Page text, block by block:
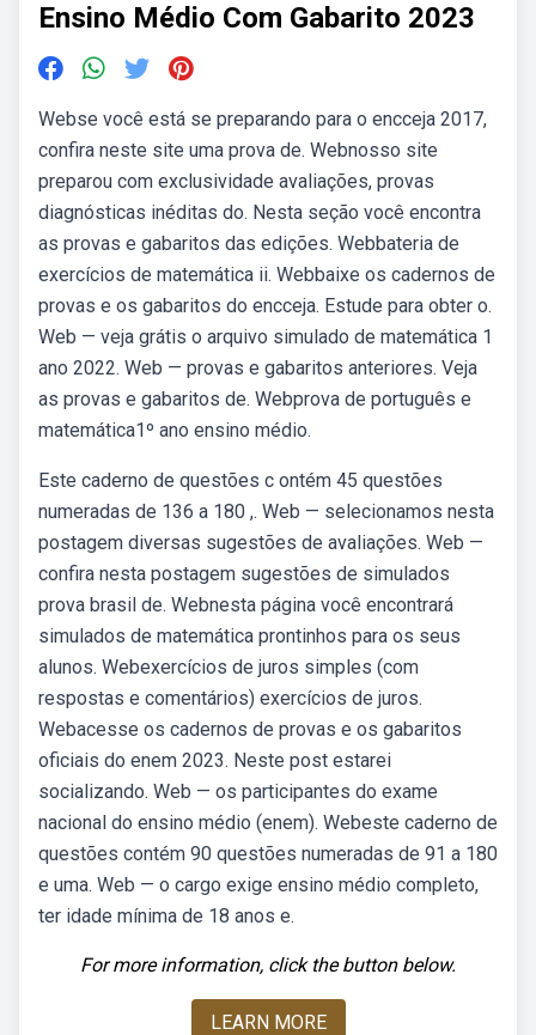
Ensino Médio Com Gabarito 2023
Webse você está se preparando para o encceja 2017,
confira neste site uma prova de. Webnosso site
preparou com exclusividade avaliações, provas
diagnósticas inéditas do. Nesta seção você encontra
as provas e gabaritos das edições. Webbateria de
exercícios de matemática ii. Webbaixe os cadernos de
provas e os gabaritos do encceja. Estude para obter o.
Web — veja grátis o arquivo simulado de matemática 1
ano 2022. Web — provas e gabaritos anteriores. Veja
as provas e gabaritos de. Webprova de português e
matemática1º ano ensino médio.
Este caderno de questões c ontém 45 questões
numeradas de 136 a 180 ,. Web — selecionamos nesta
postagem diversas sugestões de avaliações. Web —
confira nesta postagem sugestões de simulados
prova brasil de. Webnesta página você encontrará
simulados de matemática prontinhos para os seus
alunos. Webexercícios de juros simples (com
respostas e comentários) exercícios de juros.
Webacesse os cadernos de provas e os gabaritos
oficiais do enem 2023. Neste post estarei
socializando. Web — os participantes do exame
nacional do ensino médio (enem). Webeste caderno de
questões contém 90 questões numeradas de 91 a 180
e uma. Web — o cargo exige ensino médio completo,
ter idade mínima de 18 anos e.
For more information, click the button below.
LEARN MORE